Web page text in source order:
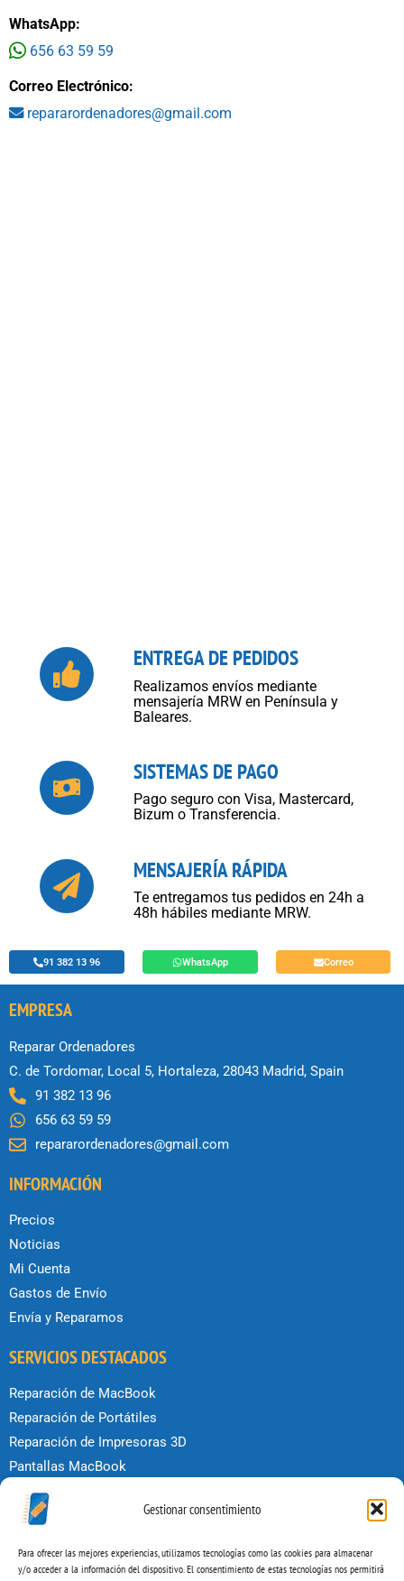
Gestionar consentimiento
Para ofrecer las mejores experiencias, utilizamos tecnologías como las cookies para almacenar
y/o acceder a la información del dispositivo. El consentimiento de estas tecnologías nos permitirá
WhatsApp:
656 63 59 59
Correo Electrónico:
repararordenadores@gmail.com
ENTREGA DE PEDIDOS
Realizamos envíos mediante
mensajería MRW en Península y
Baleares.
SISTEMAS DE PAGO
Pago seguro con Visa, Mastercard,
Bizum o Transferencia.
MENSAJERÍA RÁPIDA
Te entregamos tus pedidos en 24h a
48h hábiles mediante MRW.
91 382 13 96 WhatsApp Correo
EMPRESA
Reparar Ordenadores
C. de Tordomar, Local 5, Hortaleza, 28043 Madrid, Spain
91 382 13 96
656 63 59 59
repararordenadores@gmail.com
INFORMACIÓN
Precios
Noticias
Mi Cuenta
Gastos de Envío
Envía y Reparamos
SERVICIOS DESTACADOS
Reparación de MacBook
Reparación de Portátiles
Reparación de Impresoras 3D
Pantallas MacBook
Reparar iPhone
Reparar iPad
POLÍTICAS